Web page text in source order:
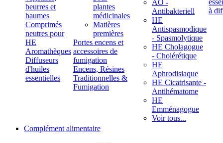
beurres et
baumes
Comprimés
neutres pour
HE
Aromathèques
Diffuseurs
d'huiles
essentielles
plantes
médicinales
Matières
premières
Portes encens et
accessoires de
fumigation
Encens, Résines
Traditionnelles &
Fumigation
ÄÖ -
Antibakteriell
HE
Antispasmodique
- Spasmolytique
HE Cholagogue
- Cholérétique
HE
Aphrodisiaque
HE Cicatrisante -
Antihématome
HE
Emménagogue
Voir tous...
Complément alimentaire